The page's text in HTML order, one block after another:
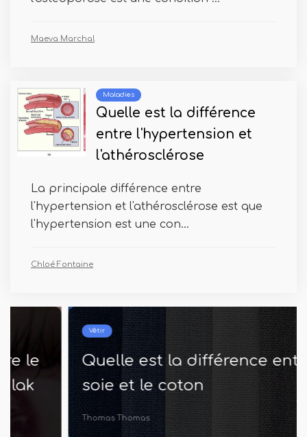
Maeva Marchal
Maladies
Quelle est la différence
entre l'hypertension et
l'athérosclérose
La principale différence entre
l'hypertension et l'athérosclérose est que
l'hypertension est une con...
Chloé Fontaine
Quelle est la différence entre la
soie et le coton
Thomas Thomas